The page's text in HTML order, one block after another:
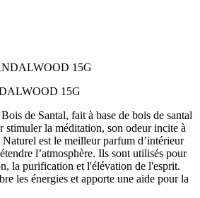
15G
de Santal, fait à base de bois de santal
stimuler la méditation, son odeur incite à
est le meilleur parfum d’intérieur
l’atmosphère. Ils sont utilisés pour
la purification et l'élévation de l'esprit.
les énergies et apporte une aide pour la